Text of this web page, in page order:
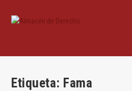
Etiqueta: Fama